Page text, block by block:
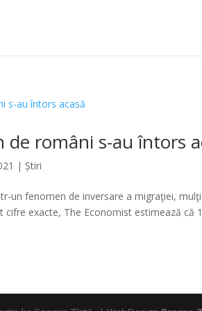
de români s-au întors
|Știri
un fenomen de inversare a migraţiei,
cifre exacte, The Economist estimează